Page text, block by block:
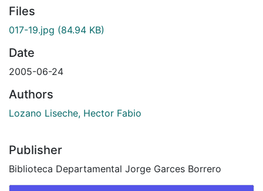
Files
017-19.jpg (84.94 KB)
Date
2005-06-24
Authors
Lozano Liseche, Hector Fabio
Publisher
Biblioteca Departamental Jorge Garces Borrero